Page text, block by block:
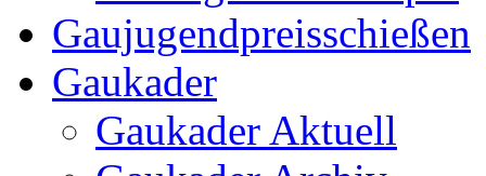
Gaujugendpreisschießen
Gaukader
Gaukader Aktuell